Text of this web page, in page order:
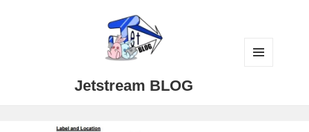
Jetstream BLOG